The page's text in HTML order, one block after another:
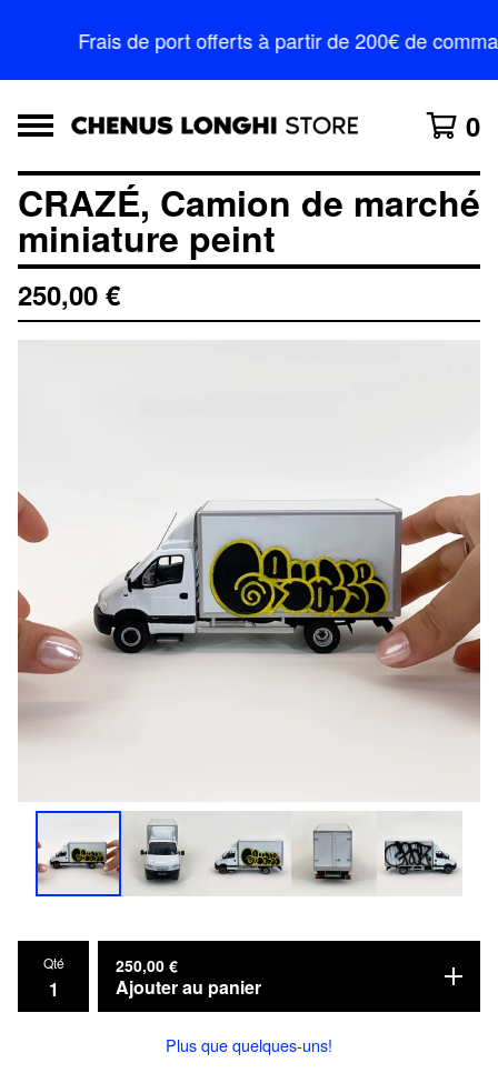
Frais de port offerts à partir de 200€ de
0
CRAZÉ, Camion de marché
miniature peint
250,00 €
Qté 250,00 €
Ajouter au panier
Plus que quelques-uns!